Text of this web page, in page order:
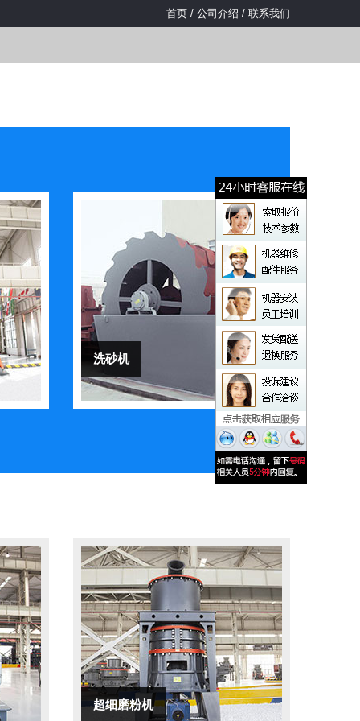
首页 / 公司介绍 / 联系我们
洗砂机
超细磨粉机